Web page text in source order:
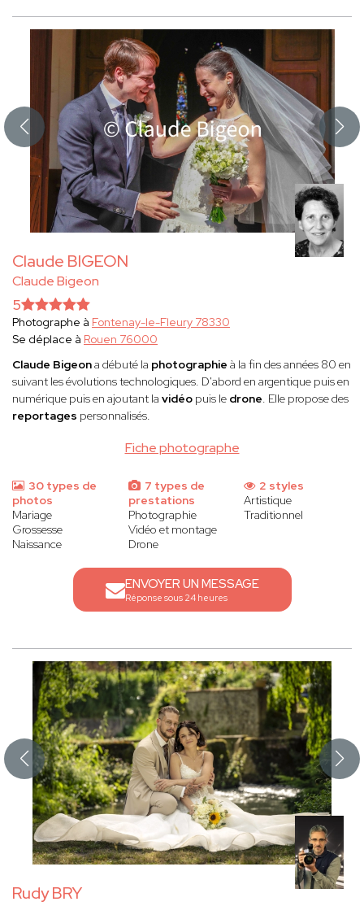
Claude BIGEON
Claude Bigeon
Fiche photographe
5
Photographe à Fontenay-le-Fleury 78330
Se déplace à Rouen 76000
Claude Bigeona débuté la photographie à la fin des années 80 en
suivant les évolutions technologiques. D'abord en argentique puis en
numérique puis en ajoutant la vidéo puis le drone. Elle propose des
reportages personnalisés.
30 types de
photos
Mariage
Grossesse
Naissance
7 types de
prestations
Photographie
Vidéo et montage
Drone
2 styles
Artistique
Traditionnel
ENVOYER UN MESSAGE
Réponse sous 24 heures
Rudy BRY